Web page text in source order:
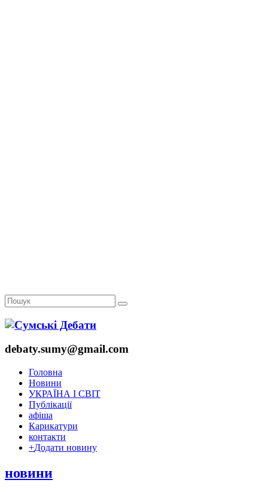
debaty.sumy@gmail.com
Головна
Новини
УКРАЇНА І СВІТ
Публікації
афіша
Карикатури
контакти
+Додати новину
новини